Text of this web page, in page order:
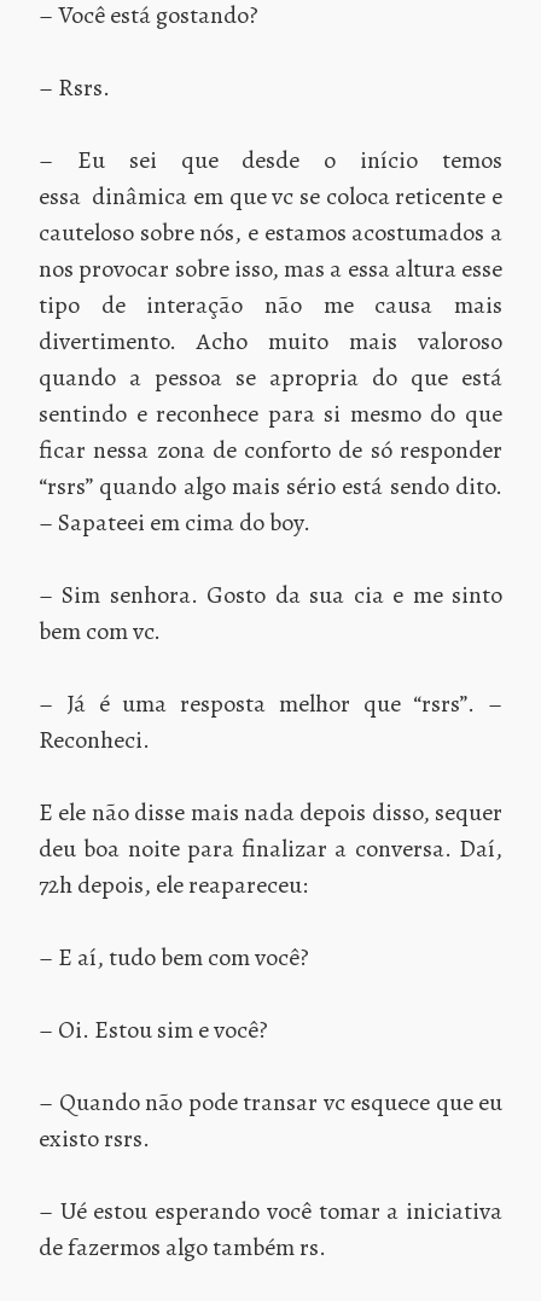
– Você está gostando?
– Rsrs.
– Eu sei que desde o início temos
essa dinâmica em que vc se coloca reticente e
cauteloso sobre nós, e estamos acostumados a
nos provocar sobre isso, mas a essa altura esse
tipo de interação não me causa mais
divertimento. Acho muito mais valoroso
quando a pessoa se apropria do que está
sentindo e reconhece para si mesmo do que
ficar nessa zona de conforto de só responder
“rsrs” quando algo mais sério está sendo dito.
– Sapateei em cima do boy.
– Sim senhora. Gosto da sua cia e me sinto
bem com vc.
– Já é uma resposta melhor que “rsrs”. –
Reconheci.
E ele não disse mais nada depois disso, sequer
deu boa noite para finalizar a conversa. Daí,
72h depois, ele reapareceu:
– E aí, tudo bem com você?
– Oi. Estou sim e você?
– Quando não pode transar vc esquece que eu
existo rsrs.
– Ué estou esperando você tomar a iniciativa
de fazermos algo também rs.